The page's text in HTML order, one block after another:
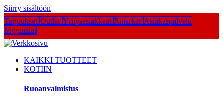
Siirry sisältöön
Tarjoukset Outlet Yritysasiakkaat Rmarket Asiakaspalvelu
Myymälät
KAIKKI TUOTTEET
KOTIIN
Ruoanvalmistus